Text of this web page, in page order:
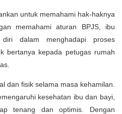
untuk memahami hak-haknya
memahami aturan BPJS, ibu
dalam menghadapi proses
bertanya kepada petugas rumah
dan fisik selama masa kehamilan.
kesehatan ibu dan bayi,
tenang dan optimis. Dengan